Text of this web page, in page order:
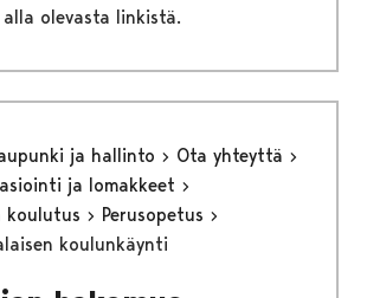
olevasta linkistä.
ja hallinto
Ota yhteyttä
ja lomakkeet
koulutus
Perusopetus
koulunkäynti